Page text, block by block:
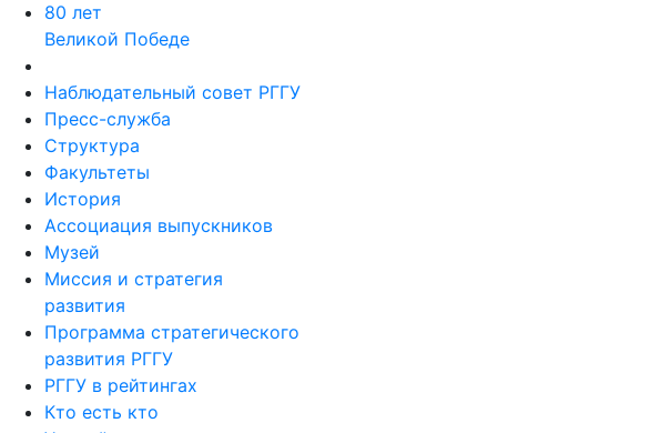
80 лет
Великой Победе
Наблюдательный совет РГГУ
Пресс-служба
Структура
Факультеты
История
Ассоциация выпускников
Музей
Миссия и стратегия
развития
Программа стратегического
развития РГГУ
РГГУ в рейтингах
Кто есть кто